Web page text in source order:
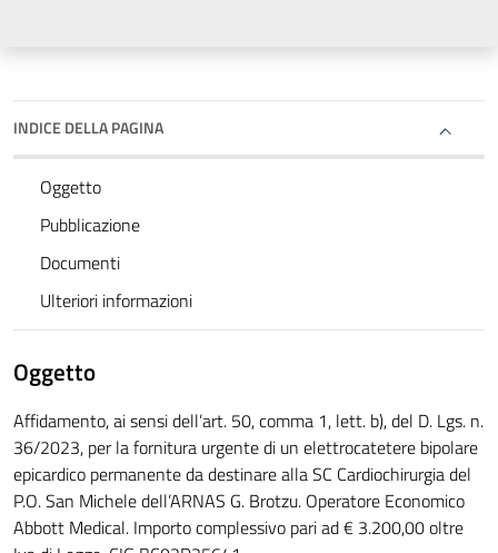
INDICE DELLA PAGINA
Oggetto
Pubblicazione
Documenti
Ulteriori informazioni
Oggetto
Affidamento, ai sensi dell’art. 50, comma 1, lett. b), del D. Lgs. n.
36/2023, per la fornitura urgente di un elettrocatetere bipolare
epicardico permanente da destinare alla SC Cardiochirurgia del
P.O. San Michele dell’ARNAS G. Brotzu. Operatore Economico
Abbott Medical. Importo complessivo pari ad € 3.200,00 oltre